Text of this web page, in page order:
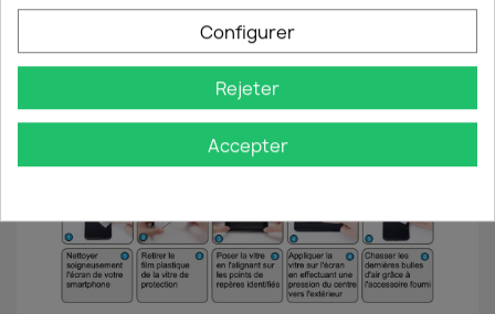
sur l’écran du Smartphone en l’alignant sur les
bords du téléphone (à réaliser juste après avoir
ôter le film pour éviter tout dépôt de poussière
sur la couche de silicone).
● 6 ● Effectuer des pressions du centre vers les
bords pour chasser progressivement les
éventuelles bulles d'air.
Configurer
Rejeter
Accepter